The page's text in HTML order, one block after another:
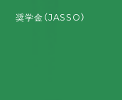
奨学金（JASSO）